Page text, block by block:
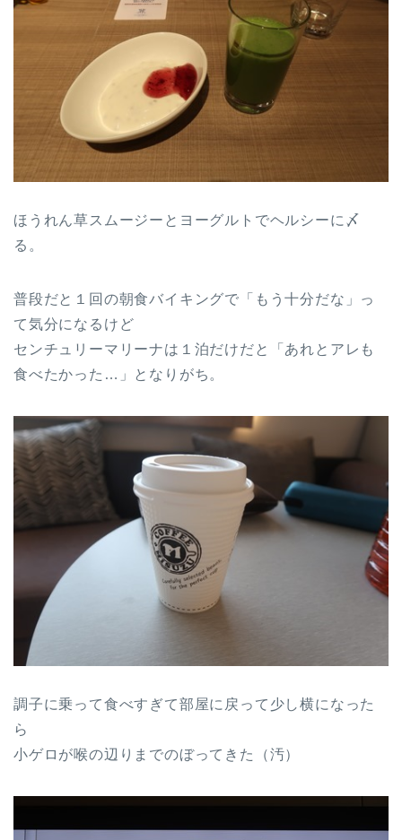
ほうれん草スムージーとヨーグルトでヘルシーに〆
る。
普段だと１回の朝食バイキングで「もう十分だな」っ
て気分になるけど
センチュリーマリーナは１泊だけだと「あれとアレも
食べたかった…」となりがち。
調子に乗って食べすぎて部屋に戻って少し横になった
ら
小ゲロが喉の辺りまでのぼってきた（汚）